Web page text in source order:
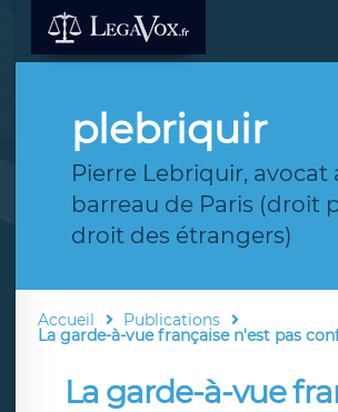
plebriquir
Pierre Lebriquir, avocat
barreau de Paris (droit
droit des étrangers)
Accueil Publications
La garde-à-vue française n'est pas
La garde-à-vue